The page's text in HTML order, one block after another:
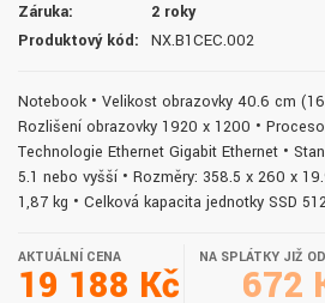
Záruka:
2 roky
Produktový kód:
NX.B1CEC.002
Notebook • Velikost obrazovky 40.6 cm
Rozlišení obrazovky 1920 x 1200 •
Technologie Ethernet Gigabit Ethernet •
5.1 nebo vyšší • Rozměry: 358.5 x 260 x
1,87 kg • Celková kapacita jednotky SSD
AKTUÁLNÍ CENA
19 188 Kč
NA SPLÁTKY JIŽ
672